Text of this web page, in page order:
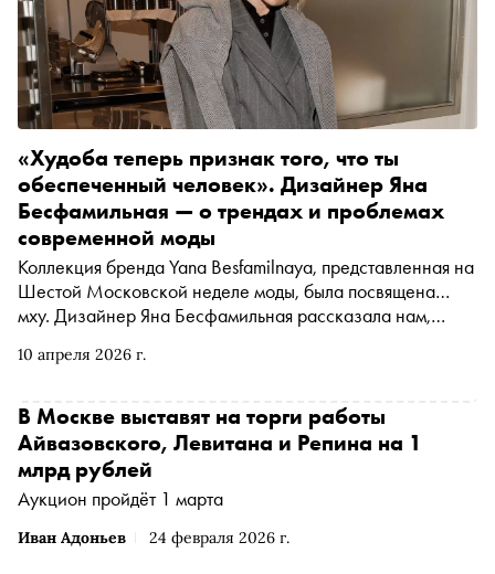
10 апреля 2026 г.
«Худоба теперь признак того, что ты
обеспеченный человек». Дизайнер Яна
Бесфамильная — о трендах и проблемах
современной моды
Коллекция бренда Yana Besfamilnaya, представленная на
Шестой Московской неделе моды, была посвящена…
мху. Дизайнер Яна Бесфамильная рассказала нам,
мода заполнит массовый сегмент и почему мода в
Иван Адоньев 24 февраля 2026 г.
В Москве выставят на торги работы
Айвазовского, Левитана и Репина на 1
млрд рублей
Аукцион пройдёт 1 марта